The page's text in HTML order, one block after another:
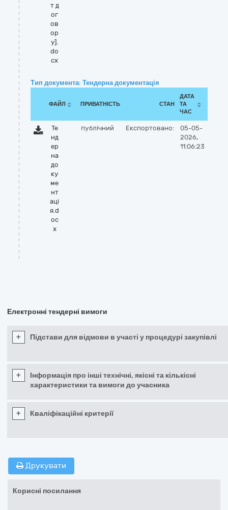
т д
ог
ов
ор
у].
do
cx
Тип документа: Тендерна документація
ФАЙЛ ПРИВАТНІСТЬ СТАН
ДАТА
ТА
ЧАС
Те
нд
ер
на
до
ку
ме
нт
аці
я.d
oc
x
публічний Експортовано:
05-05-
2026,
11:06:23
Електронні тендерні вимоги
+ Підстави для відмови в участі у процедурі закупівлі
+
Інформація про інші технічні, якісні та кількісні
характеристики та вимоги до учасника
+ Кваліфікаційні критерії
Друкувати
Корисні посилання